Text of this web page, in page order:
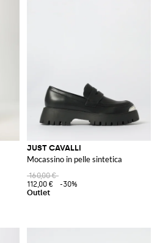
JUST CAVALLI
Mocassino in pelle sintetica
160,00 €
112,00 €
-30%